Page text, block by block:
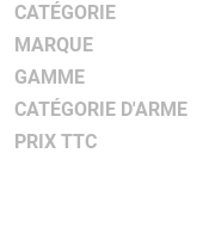
CATÉGORIE
MARQUE
GAMME
CATÉGORIE D'ARME
PRIX TTC